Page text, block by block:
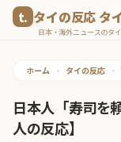
タイの反応 タ
日本・海外ニュースのタ
ホーム • タイの反応 •
日本人「寿司を
人の反応】